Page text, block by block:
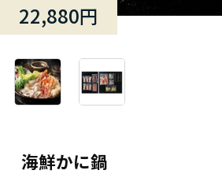
海鮮かに鍋
22,880円